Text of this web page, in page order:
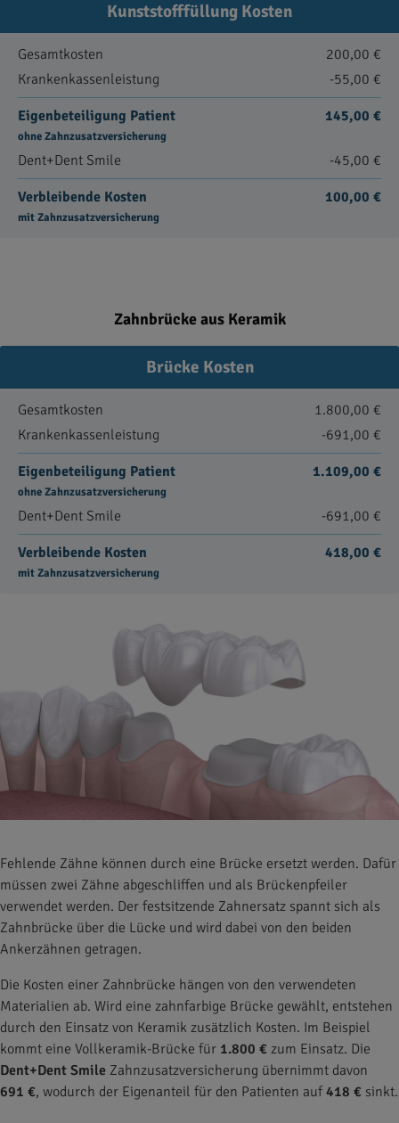
Kunststofffüllung Kosten
Gesamtkosten
200,00 €
Krankenkassenleistung
-55,00 €
Eigenbeteiligung Patient
ohne Zahnzusatzversicherung
145,00 €
Dent+Dent Smile -45,00 €
Verbleibende Kosten
mit Zahnzusatzversicherung
100,00 €
Zahnbrücke aus Keramik
Brücke Kosten
Gesamtkosten
1.800,00 €
Krankenkassenleistung
-691,00 €
Eigenbeteiligung Patient
ohne Zahnzusatzversicherung
1.109,00 €
Dent+Dent Smile -691,00 €
Verbleibende Kosten
mit Zahnzusatzversicherung
418,00 €
Fehlende Zähne können durch eine Brücke ersetzt werden. Dafür
müssen zwei Zähne abgeschliffen und als Brückenpfeiler
verwendet werden. Der festsitzende Zahnersatz spannt sich als
Zahnbrücke über die Lücke und wird dabei von den beiden
Ankerzähnen getragen.
Die Kosten einer Zahnbrücke hängen von den verwendeten
Materialien ab. Wird eine zahnfarbige Brücke gewählt, entstehen
durch den Einsatz von Keramik zusätzlich Kosten. Im Beispiel
kommt eine Vollkeramik-Brücke für 1.800 € zum Einsatz. Die
Dent+Dent Smile Zahnzusatzversicherung übernimmt davon
691 €, wodurch der Eigenanteil für den Patienten auf418 € sinkt.